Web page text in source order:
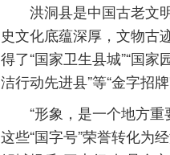
洪洞县是中国古老文明
史文化底蕴深厚，文物古
得了“国家卫生县城”“国家
洁行动先进县”等“金字招牌”
“形象，是一个地方重
这些“国字号”荣誉转化为